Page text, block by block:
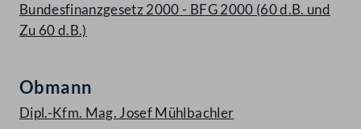
Bundesfinanzgesetz 2000 - BFG 2000 (60 d.B. und
Zu 60 d.B.)
Obmann
Dipl.-Kfm. Mag. Josef Mühlbachler